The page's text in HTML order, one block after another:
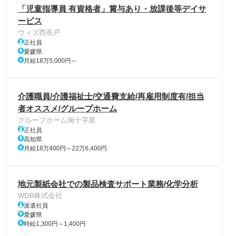
「児童指導員 有資格者」賞与あり・放課後等デイサ
ービス
ウィズ西長戸
正社員
愛媛県
月給18万5,000円～
介護職員/介護福祉士/交通費支給/再雇用制度有/担当
者オススメ/グループホーム
グループホーム南十字星
正社員
高知県
月給18万400円～22万6,400円
地元製紙会社での製品検査サポート業務/化学分析
WDB株式会社
派遣社員
愛媛県
時給1,300円～1,400円